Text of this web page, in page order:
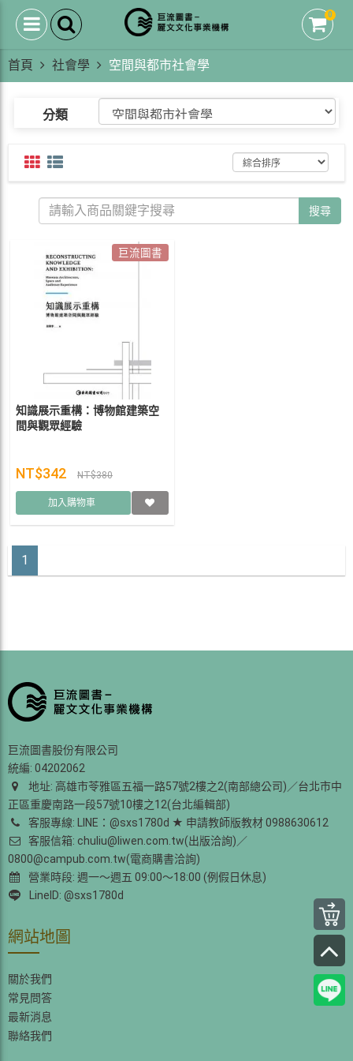
0
首頁 社會學 空間與都市社會學
分類
搜尋
巨流圖書
知識展示重構：博物館建築空
間與觀眾經驗
NT$342 NT$380
加入購物車
1
巨流圖書股份有限公司
統編: 04202062
地址: 高雄市苓雅區五福一路57號2樓之2(南部總公司)／台北市中
正區重慶南路一段57號10樓之12(台北編輯部)
客服專線: LINE：@sxs1780d ★ 申請教師版教材 0988630612
客服信箱: chuliu@liwen.com.tw(出版洽詢)／
0800@campub.com.tw(電商購書洽詢)
營業時段: 週一～週五 09:00～18:00 (例假日休息)
LineID: @sxs1780d
網站地圖
關於我們
常見問答
最新消息
聯絡我們